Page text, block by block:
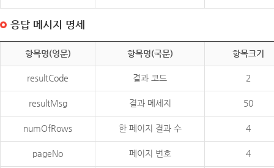
응답 메시지 명세
항목명(영문) 항목명(국문) 항목크기
resultCode 결과 코드 2
resultMsg 결과 메세지 50
numOfRows 한 페이지 결과 수 4
pageNo 페이지 번호 4